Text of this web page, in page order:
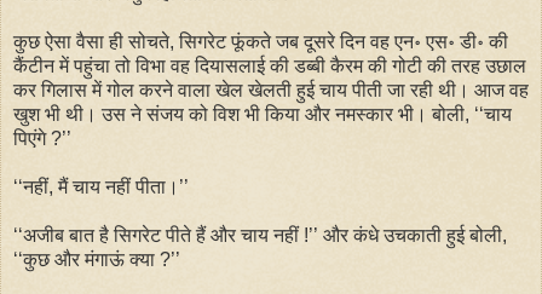
कुछ ऐसा वैसा ही सोचते, सिगरेट फूंकते जब दूसरे दिन वह एन॰ एस॰ डी॰ की
कैंटीन में पहुंचा तो विभा वह दियासलाई की डब्बी कैरम की गोटी की तरह उछाल
कर गिलास में गोल करने वाला खेल खेलती हुई चाय पीती जा रही थी। आज वह
खुश भी थी। उस ने संजय को विश भी किया और नमस्कार भी। बोली, ‘‘चाय
पिएंगे ?’’
‘‘नहीं, मैं चाय नहीं पीता।’’
‘‘अजीब बात है सिगरेट पीते हैं और चाय नहीं !’’ और कंधे उचकाती हुई बोली,
‘‘कुछ और मंगाऊं क्या ?’’